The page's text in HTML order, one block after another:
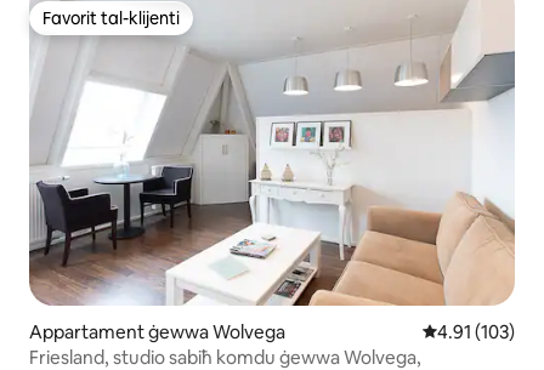
Favorit tal-klijenti
Favorit tal-klijenti
Appartament ġewwa Wolvega Rating medju
4.91 (103)
Friesland, studio sabiħ komdu ġewwa Wolvega,